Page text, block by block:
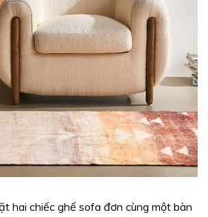
hai chiếc ghế sofa đơn cùng một bàn